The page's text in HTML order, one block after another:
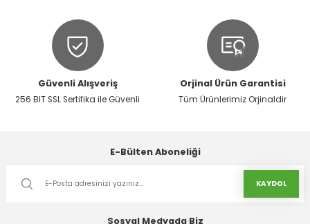
Güvenli Alışveriş
256 BIT SSL Sertifika ile Güvenli
Orjinal Ürün Garantisi
Tüm Ürünlerimiz Orjinaldir
E-Bülten Aboneliği
KAYDOL
Sosyal Medyada Biz